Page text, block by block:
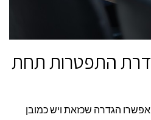
התפטרות תחת
הגדרה שכזאת ויש כמובן